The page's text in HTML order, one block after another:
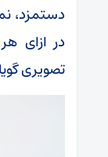
دستمزد،
تصویری